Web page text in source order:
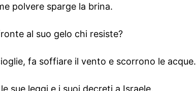
polvere sparge la brina.
al suo gelo chi resiste?
fa soffiare il vento e scorrono le acque.
sue leggi e i suoi decreti a Israele.